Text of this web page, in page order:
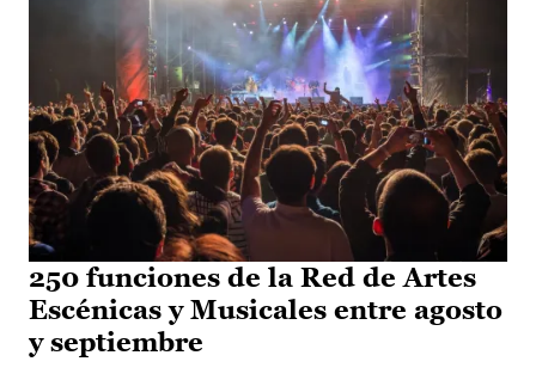
250 funciones de la Red de Artes
Escénicas y Musicales entre agosto
y septiembre